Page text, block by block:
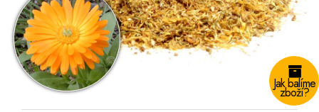
Jak balíme
zboží?